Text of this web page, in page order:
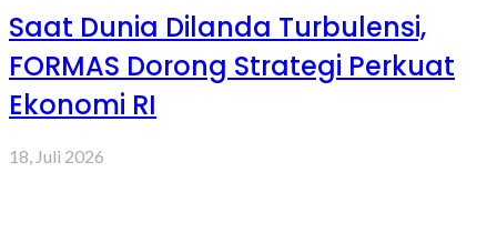
Saat Dunia Dilanda Turbulensi,
FORMAS Dorong Strategi Perkuat
Ekonomi RI
18, Juli 2026